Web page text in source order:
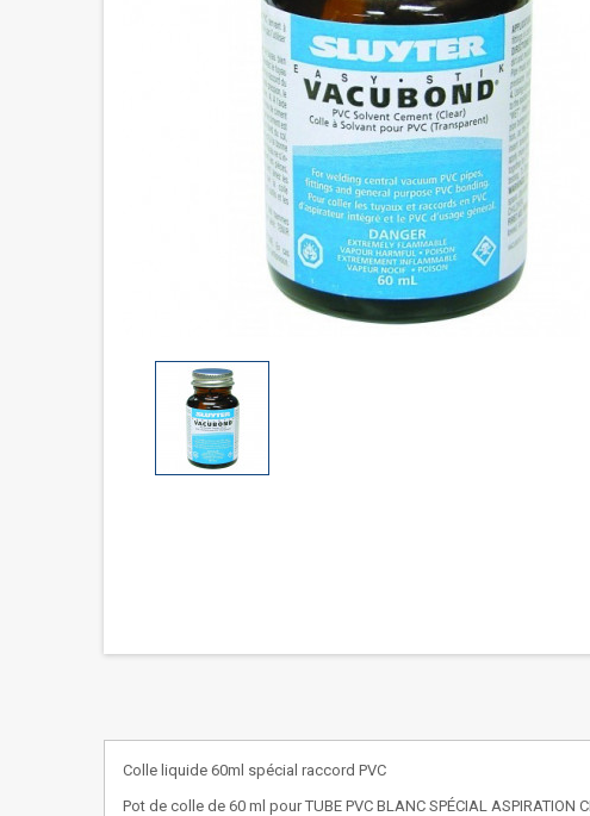
Colle liquide 60ml spécial raccord PVC
Pot de colle de 60 ml pour TUBE PVC BLANC SPÉCIAL